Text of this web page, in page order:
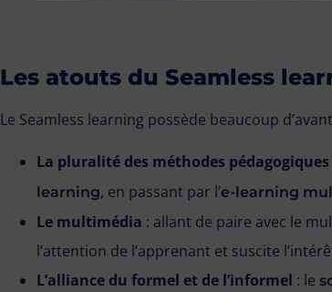
Les atouts du Seamless
Le Seamless learning possède beaucoup
La pluralité des méthodes pédagogiques
learning, en passant par l’e-learning
Le multimédia : allant de paire avec le
l’attention de l’apprenant et suscite
L’alliance du formel et de l’informel : le